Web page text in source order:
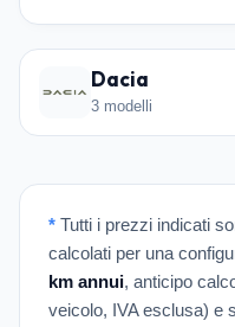
Dacia
3 modelli
* Tutti i prezzi indicati
calcolati per una
km annui, anticipo
veicolo, IVA esclusa) e